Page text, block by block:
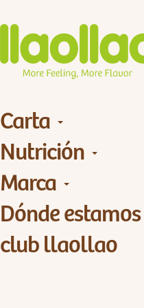
Carta
Nutrición
Marca
Dónde estamos
club llaollao